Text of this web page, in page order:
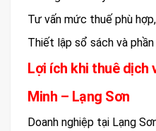
Tư vấn mức thuế phù
Thiết lập sổ sách và
Lợi ích khi thuê dịch
Minh – Lạng Sơn
Doanh nghiệp tại Lạng